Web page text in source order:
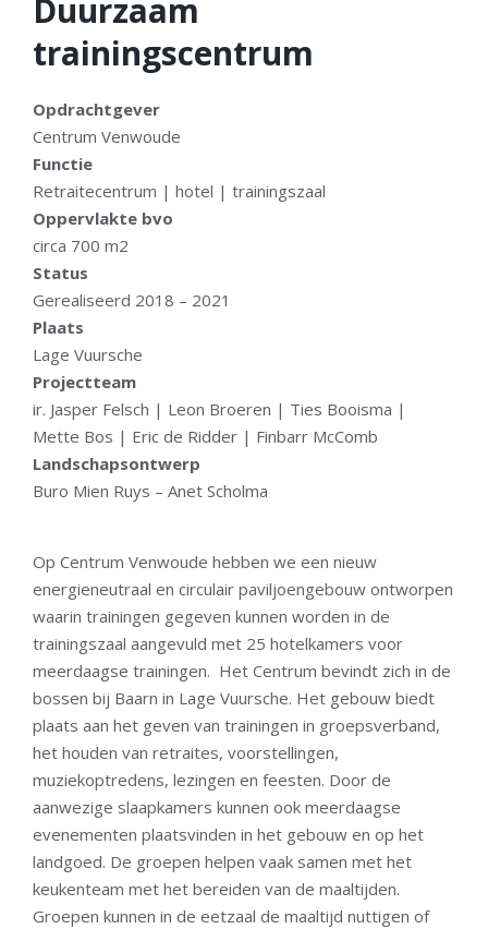
Duurzaam
trainingscentrum
Opdrachtgever
Centrum Venwoude
Functie
Retraitecentrum | hotel | trainingszaal
Oppervlakte bvo
circa 700 m2
Status
Gerealiseerd 2018 – 2021
Plaats
Lage Vuursche
Projectteam
ir. Jasper Felsch | Leon Broeren | Ties Booisma |
Mette Bos | Eric de Ridder | Finbarr McComb
Landschapsontwerp
Buro Mien Ruys – Anet Scholma
Op Centrum Venwoude hebben we een nieuw
energieneutraal en circulair paviljoengebouw ontworpen
waarin trainingen gegeven kunnen worden in de
trainingszaal aangevuld met 25 hotelkamers voor
meerdaagse trainingen. Het Centrum bevindt zich in de
bossen bij Baarn in Lage Vuursche. Het gebouw biedt
plaats aan het geven van trainingen in groepsverband,
het houden van retraites, voorstellingen,
muziekoptredens, lezingen en feesten. Door de
aanwezige slaapkamers kunnen ook meerdaagse
evenementen plaatsvinden in het gebouw en op het
landgoed. De groepen helpen vaak samen met het
keukenteam met het bereiden van de maaltijden.
Groepen kunnen in de eetzaal de maaltijd nuttigen of